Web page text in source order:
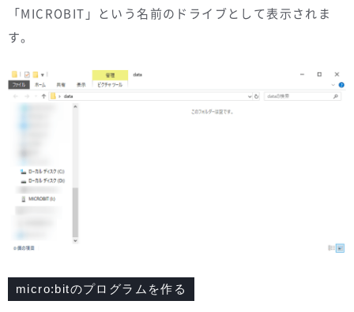
「MICROBIT」という名前のドライブとして表示されま
す。
micro:bitのプログラムを作る